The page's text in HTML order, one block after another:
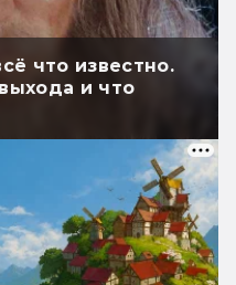
что известно.
и что